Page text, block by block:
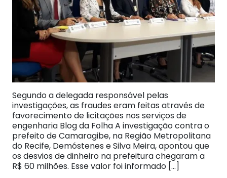
Segundo a delegada responsável pelas
investigações, as fraudes eram feitas através de
favorecimento de licitações nos serviços de
engenharia Blog da Folha A investigação contra o
prefeito de Camaragibe, na Região Metropolitana
do Recife, Demóstenes e Silva Meira, apontou que
os desvios de dinheiro na prefeitura chegaram a
R$ 60 milhões. Esse valor foi informado […]